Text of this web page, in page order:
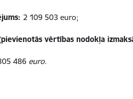
2 109 503 euro;
vērtības nodokļa
486 euro.